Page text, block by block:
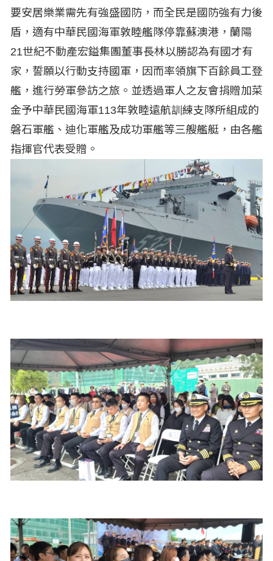
要安居樂業需先有強盛國防，而全民是國防強有力後
盾，適有中華民國海軍敦睦艦隊停靠蘇澳港，蘭陽
21世紀不動產宏鎰集團董事長林以勝認為有國才有
家，誓願以行動支持國軍，因而率領旗下百餘員工登
艦，進行勞軍參訪之旅。並透過軍人之友會捐贈加菜
金予中華民國海軍113年敦睦遠航訓練支隊所組成的
磐石軍艦、迪化軍艦及成功軍艦等三艘艦艇，由各艦
指揮官代表受贈。